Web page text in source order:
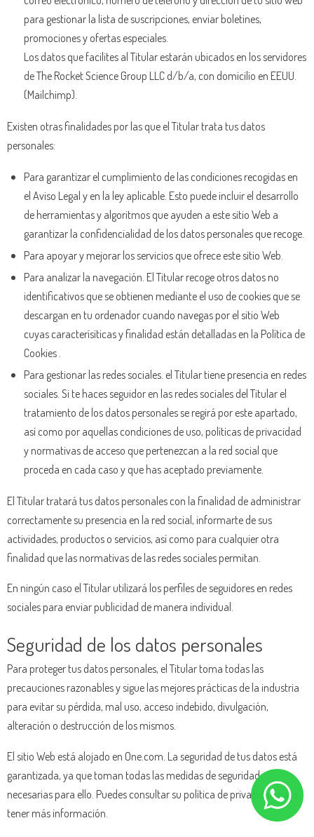
para gestionar la lista de suscripciones, enviar boletines,
promociones y ofertas especiales.
Los datos que facilites al Titular estarán ubicados en los servidores
de The Rocket Science Group LLC d/b/a, con domicilio en EEUU.
(Mailchimp).
Existen otras finalidades por las que el Titular trata tus datos
personales:
Para garantizar el cumplimiento de las condiciones recogidas en
el Aviso Legal y en la ley aplicable. Esto puede incluir el desarrollo
de herramientas y algoritmos que ayuden a este sitio Web a
garantizar la confidencialidad de los datos personales que recoge.
Para apoyar y mejorar los servicios que ofrece este sitio Web.
Para analizar la navegación. El Titular recoge otros datos no
identificativos que se obtienen mediante el uso de cookies que se
descargan en tu ordenador cuando navegas por el sitio Web
cuyas caracterísiticas y finalidad están detalladas en la Política de
Cookies .
Para gestionar las redes sociales. el Titular tiene presencia en redes
sociales. Si te haces seguidor en las redes sociales del Titular el
tratamiento de los datos personales se regirá por este apartado,
así como por aquellas condiciones de uso, políticas de privacidad
y normativas de acceso que pertenezcan a la red social que
proceda en cada caso y que has aceptado previamente.
El Titular tratará tus datos personales con la finalidad de administrar
correctamente su presencia en la red social, informarte de sus
actividades, productos o servicios, así como para cualquier otra
finalidad que las normativas de las redes sociales permitan.
En ningún caso el Titular utilizará los perfiles de seguidores en redes
sociales para enviar publicidad de manera individual.
Seguridad de los datos personales
Para proteger tus datos personales, el Titular toma todas las
precauciones razonables y sigue las mejores prácticas de la industria
para evitar su pérdida, mal uso, acceso indebido, divulgación,
alteración o destrucción de los mismos.
El sitio Web está alojado en One.com. La seguridad de tus datos está
garantizada, ya que toman todas las medidas de seguridad
necesarias para ello. Puedes consultar su política de privacidad para
tener más información.